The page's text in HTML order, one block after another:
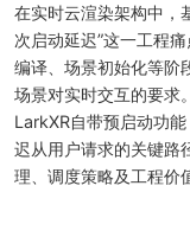
在实时云渲染架构中，
次启动延迟”这一工程
编译、场景初始化等阶
场景对实时交互的要求
LarkXR自带预启动功
迟从用户请求的关键路
理、调度策略及工程价